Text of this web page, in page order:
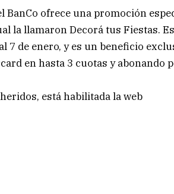
BanCo ofrece una promoción
la llamaron Decorá tus Fiestas.
7 de enero, y es un beneficio
en hasta 3 cuotas y abonando
está habilitada la web